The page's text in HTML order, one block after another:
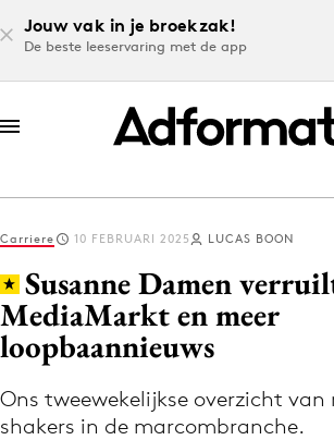
Jouw vak in je broekzak!
De beste leeservaring met de app
Log in
Volg het laatste nieuws via
Nieuws app
Carriere 10 FEBRUARI 2025 LUCAS BOON
Susanne Damen
MediaMarkt en meer
loopbaannieuws
Ons tweewekelijkse overzicht van
shakers in de marcombranche.